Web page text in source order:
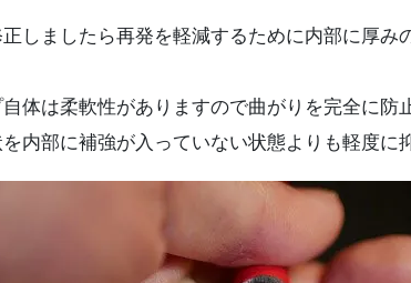
しましたら再発を軽減するために内部に厚み
体は柔軟性がありますので曲がりを完全に防
内部に補強が入っていない状態よりも軽度に